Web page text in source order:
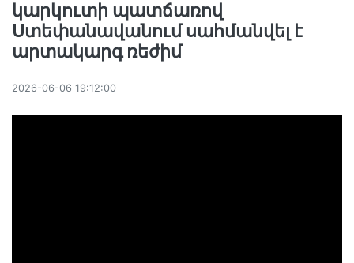
կարկուտի պատճառով
Ստեփանավանում սահմանվել է
արտակարգ ռեժիմ
2026-06-06 19:12:00